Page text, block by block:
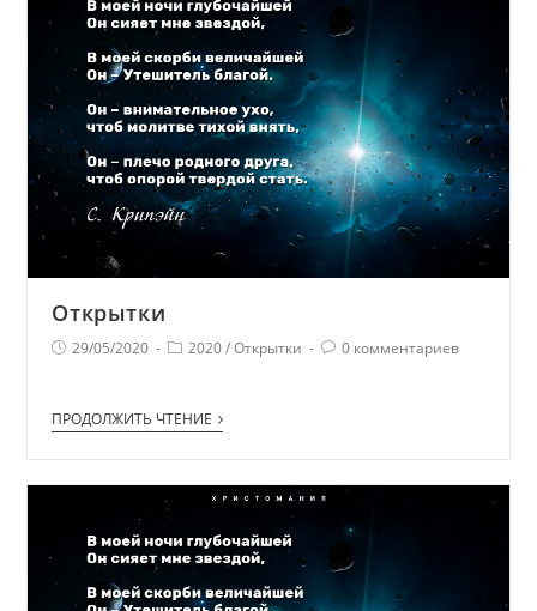
Открытки
29/05/2020 2020 / Открытки 0 комментариев
ПРОДОЛЖИТЬ ЧТЕНИЕ